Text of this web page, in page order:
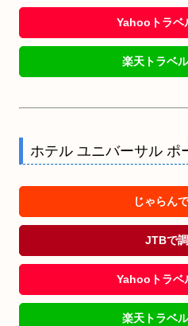
Yahooトラベ
楽天トラベ
ホテル ユニバーサル ポ
じゃらん
JTBで
Yahooトラベ
楽天トラベ